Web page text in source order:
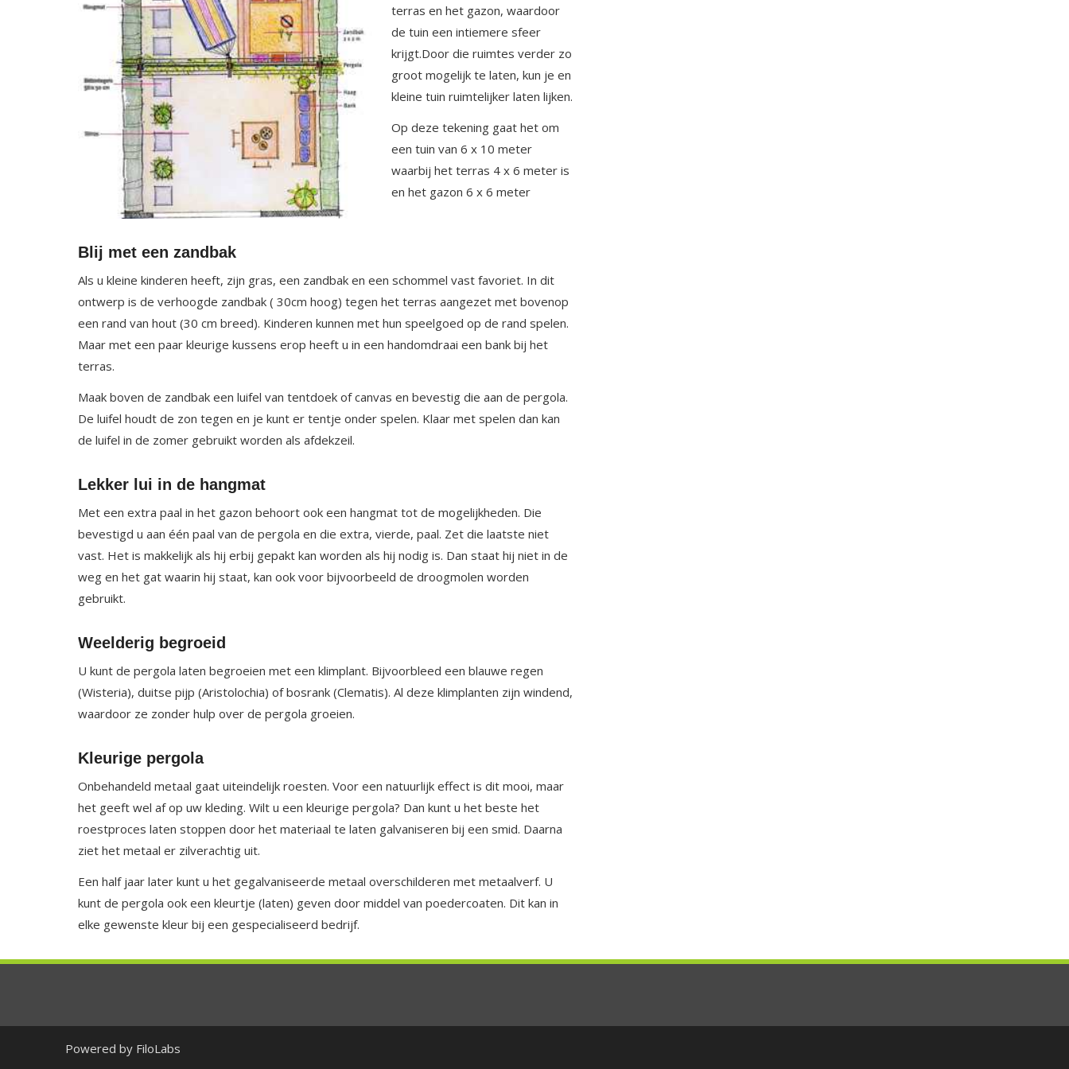
terras en het gazon, waardoor
de tuin een intiemere sfeer
krijgt.Door die ruimtes verder zo
groot mogelijk te laten, kun je en
kleine tuin ruimtelijker laten lijken.
Op deze tekening gaat het om
een tuin van 6 x 10 meter
waarbij het terras 4 x 6 meter is
en het gazon 6 x 6 meter
Blij met een zandbak
Als u kleine kinderen heeft, zijn gras, een zandbak en een schommel vast favoriet. In dit
ontwerp is de verhoogde zandbak ( 30cm hoog) tegen het terras aangezet met bovenop
een rand van hout (30 cm breed). Kinderen kunnen met hun speelgoed op de rand spelen.
Maar met een paar kleurige kussens erop heeft u in een handomdraai een bank bij het
terras.
Maak boven de zandbak een luifel van tentdoek of canvas en bevestig die aan de pergola.
De luifel houdt de zon tegen en je kunt er tentje onder spelen. Klaar met spelen dan kan
de luifel in de zomer gebruikt worden als afdekzeil.
Lekker lui in de hangmat
Met een extra paal in het gazon behoort ook een hangmat tot de mogelijkheden. Die
bevestigd u aan één paal van de pergola en die extra, vierde, paal. Zet die laatste niet
vast. Het is makkelijk als hij erbij gepakt kan worden als hij nodig is. Dan staat hij niet in de
weg en het gat waarin hij staat, kan ook voor bijvoorbeeld de droogmolen worden
gebruikt.
Weelderig begroeid
U kunt de pergola laten begroeien met een klimplant. Bijvoorbleed een blauwe regen
(Wisteria), duitse pijp (Aristolochia) of bosrank (Clematis). Al deze klimplanten zijn windend,
waardoor ze zonder hulp over de pergola groeien.
Kleurige pergola
Onbehandeld metaal gaat uiteindelijk roesten. Voor een natuurlijk effect is dit mooi, maar
het geeft wel af op uw kleding. Wilt u een kleurige pergola? Dan kunt u het beste het
roestproces laten stoppen door het materiaal te laten galvaniseren bij een smid. Daarna
ziet het metaal er zilverachtig uit.
Een half jaar later kunt u het gegalvaniseerde metaal overschilderen met metaalverf. U
kunt de pergola ook een kleurtje (laten) geven door middel van poedercoaten. Dit kan in
elke gewenste kleur bij een gespecialiseerd bedrijf.
Powered by FiloLabs